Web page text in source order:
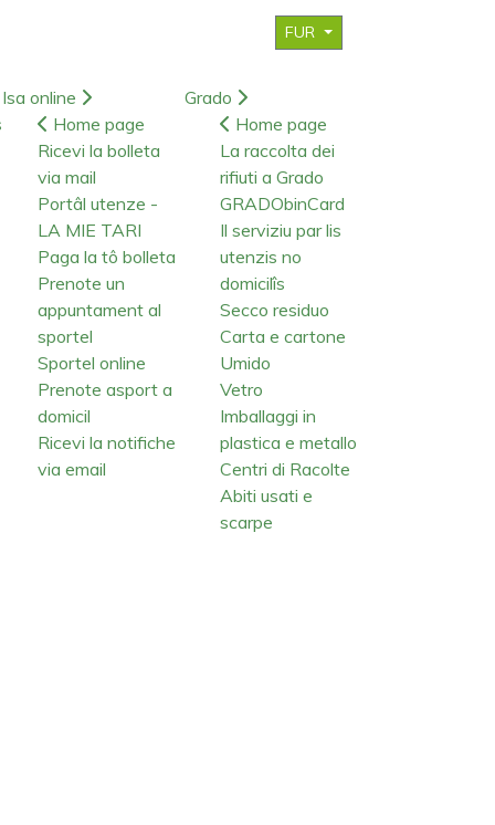
FUR
Isa online
Home page
Ricevi la bolleta
via mail
Portâl utenze -
LA MIE TARI
Paga la tô bolleta
Prenote un
appuntament al
sportel
Sportel online
Prenote asport a
domicil
Ricevi la notifiche
via email
Grado
Home page
La raccolta dei
rifiuti a Grado
GRADObinCard
Il serviziu par lis
utenzis no
domicilîs
Secco residuo
Carta e cartone
Umido
Vetro
Imballaggi in
plastica e metallo
Centri di Racolte
Abiti usati e
scarpe